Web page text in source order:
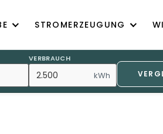
STROMERZEUGUNG
VERBRAUCH
kWh